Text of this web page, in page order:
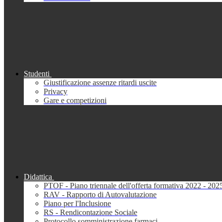
Studenti
Giustificazione assenze ritardi uscite
Privacy
Gare e competizioni
Didattica
PTOF - Piano triennale dell'offerta formativa 2022 -
RAV - Rapporto di Autovalutazione
Piano per l'Inclusione
RS - Rendicontazione Sociale